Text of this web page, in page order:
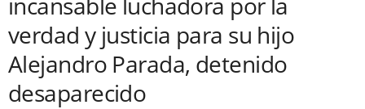
verdad y justicia para su hijo
Alejandro Parada, detenido
desaparecido